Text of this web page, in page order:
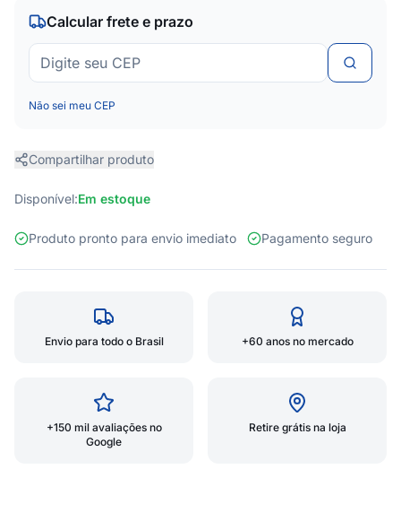
Calcular frete e prazo
Não sei meu CEP
Compartilhar produto
Disponível:Em estoque
Produto pronto para envio imediato Pagamento seguro
Envio para todo o Brasil +60 anos no mercado
+150 mil avaliações no
Google
Retire grátis na loja